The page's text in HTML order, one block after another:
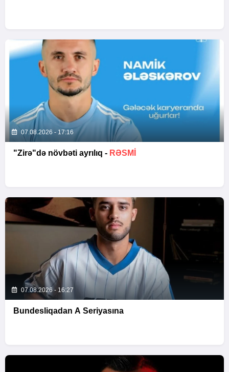
07.08.2026 - 17:16
"Zirə"də növbəti ayrılıq - RƏSMİ
07.08.2026 - 16:27
Bundesliqadan A Seriyasına